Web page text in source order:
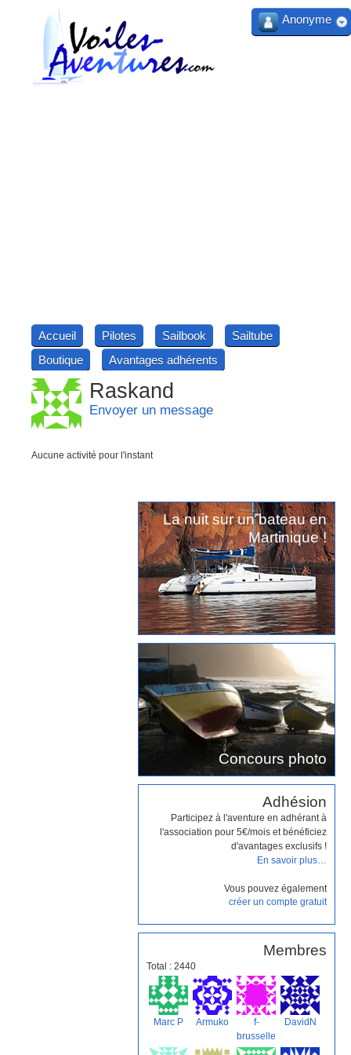
Accueil Pilotes Sailbook
Sailtube
Boutique
Avantages adhérents
Raskand
Envoyer un message
Aucune activité pour l'instant
La nuit sur un bateau en
Martinique !
Concours photo
Adhésion
Participez à l'aventure en adhérant à
l'association pour 5€/mois et bénéficiez
d'avantages exclusifs !
En savoir plus…
Vous pouvez également
créer un compte gratuit
Membres
Total : 2440
Marc P Armuko
f-
brusselle
DavidN
Anonyme